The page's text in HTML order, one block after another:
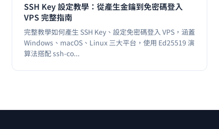
SSH Key 設定教學：從產生金鑰到免密碼登入
VPS 完整指南
完整教學如何產生 SSH Key、設定免密碼登入 VPS，涵蓋
Windows、macOS、Linux 三大平台，使用 Ed25519 演
算法搭配 ssh-co...